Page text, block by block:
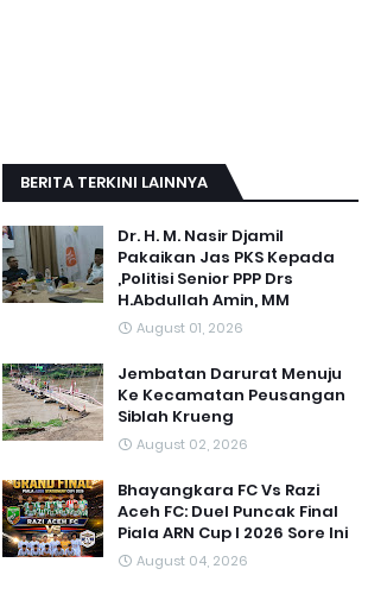
BERITA TERKINI LAINNYA
Dr. H. M. Nasir Djamil
Pakaikan Jas PKS Kepada
,Politisi Senior PPP Drs
H.Abdullah Amin, MM
August 01, 2026
Jembatan Darurat Menuju
Ke Kecamatan Peusangan
Siblah Krueng
August 02, 2026
Bhayangkara FC Vs Razi
Aceh FC: Duel Puncak Final
Piala ARN Cup I 2026 Sore Ini
August 04, 2026